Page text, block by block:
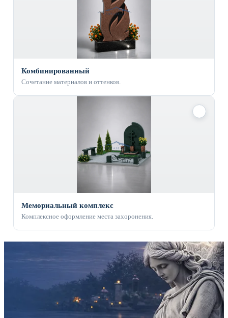
Комбинированный
Сочетание материалов и оттенков.
Мемориальный комплекс
Комплексное оформление места захоронения.